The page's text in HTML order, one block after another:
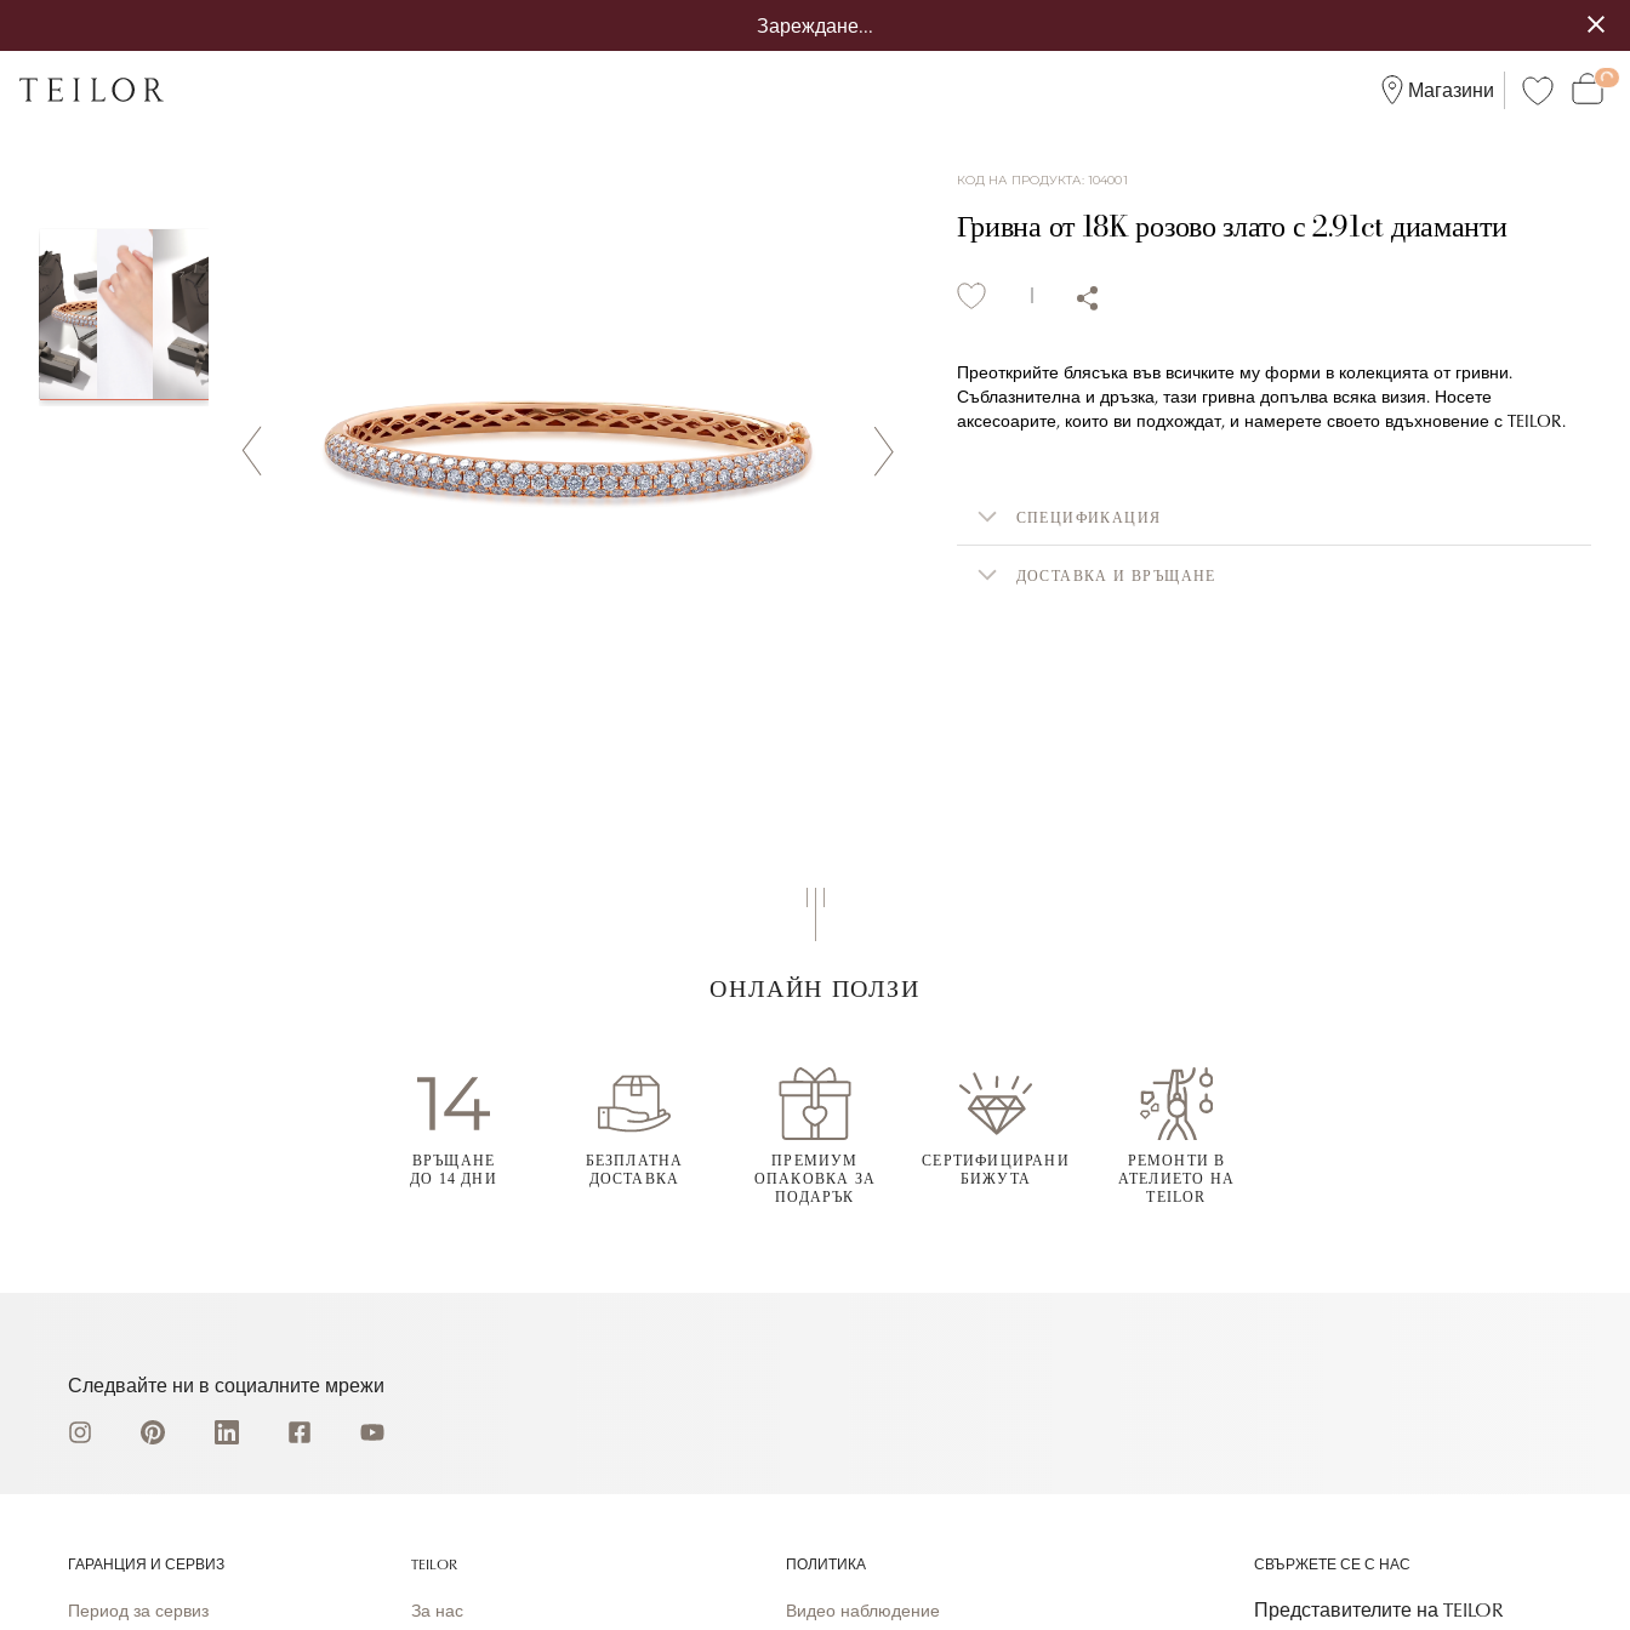
Зареждане...
Магазини
КОД НА ПРОДУКТА: 104001
Гривна от 18K розово злато с 2.91ct диаманти
Преоткрийте блясъка във всичките му форми в колекцията от гривни.
Съблазнителна и дръзка, тази гривна допълва всяка визия. Носете
аксесоарите, които ви подхождат, и намерете своето вдъхновение с TEILOR.
СПЕЦИФИКАЦИЯ
ДОСТАВКА И ВРЪЩАНЕ
ОНЛАЙН ПОЛЗИ
ВРЪЩАНЕ
ДО 14 ДНИ
БЕЗПЛАТНА
ДОСТАВКА
ПРЕМИУМ
ОПАКОВКА ЗА
ПОДАРЪК
СЕРТИФИЦИРАНИ
БИЖУТА
РЕМОНТИ В
АТЕЛИЕТО НА
TEILOR
Следвайте ни в социалните мрежи
ГАРАНЦИЯ И СЕРВИЗ
Период за сервиз
TEILOR
За нас
ПОЛИТИКА
Видео наблюдение
СВЪРЖЕТЕ СЕ С НАС
Представителите на TEILOR